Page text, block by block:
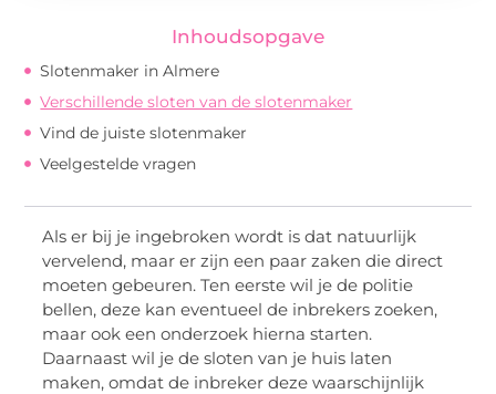
Inhoudsopgave
Slotenmaker in Almere
Verschillende sloten van de slotenmaker
Vind de juiste slotenmaker
Veelgestelde vragen
Als er bij je ingebroken wordt is dat natuurlijk
vervelend, maar er zijn een paar zaken die direct
moeten gebeuren. Ten eerste wil je de politie
bellen, deze kan eventueel de inbrekers zoeken,
maar ook een onderzoek hierna starten.
Daarnaast wil je de sloten van je huis laten
maken, omdat de inbreker deze waarschijnlijk